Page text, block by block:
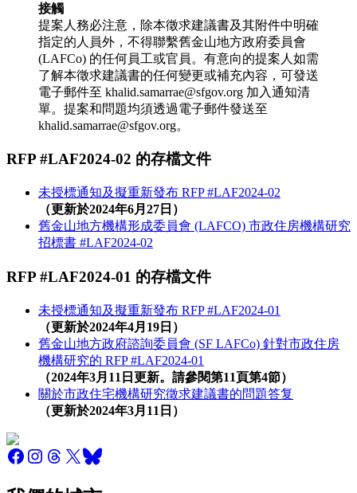
接觸
提案人務必注意，除本徵求建議書及其附件中明確
指定的人員外，不得聯繫舊金山地方政府委員會
(LAFCo) 的任何員工或官員。有意向的提案人如需
了解本徵求建議書的任何變更或補充內容，可發送
電子郵件至 khalid.samarrae@sfgov.org 加入通知清
單。提案和問題均須透過電子郵件發送至
khalid.samarrae@sfgov.org。
RFP #LAF2024-02 的存檔文件
未授標通知及擬重新發布 RFP #LAF2024-02
（更新於2024年6月27日）
舊金山地方機構形成委員會 (LAFCO) 市政住房機構研究
招標書 #LAF2024-02
RFP #LAF2024-01 的存檔文件
未授標通知及擬重新發布 RFP #LAF2024-01
（更新於2024年4月19日）
舊金山地方政府諮詢委員會 (SF LAFCo) 針對市政住房
機構研究的 RFP #LAF2024-01
（2024年3月11日更新。請參閱第11頁第4節）
關於市政住宅機構研究徵求建議書的問題答复
（更新於2024年3月11日）